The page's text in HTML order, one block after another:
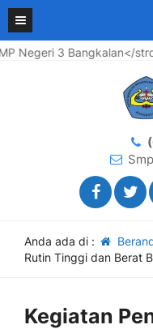
3 Bangkalan</strong>,
Anda ada di :
Rutin Tinggi dan Berat
Kegiatan